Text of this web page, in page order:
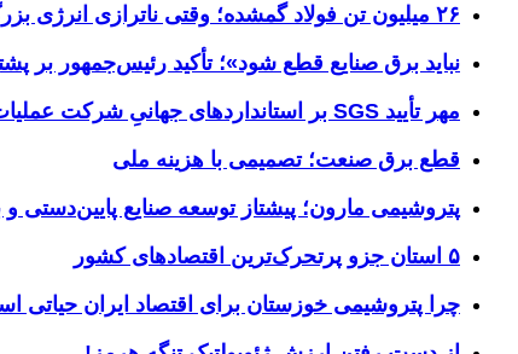
۲۶ میلیون تن فولاد گمشده؛ وقتی ناترازی انرژی بزرگ‌ترین مانع تولید می‌شود
نباید برق صنایع قطع شود»؛ تأکید رئیس‌جمهور بر
مهر تأیید SGS بر استانداردهای جهانیِ شرکت عملیات اکتشاف نفت
قطع برق صنعت؛ تصمیمی با هزینه ملی
پتروشیمی مارون؛ پیشتاز توسعه صنایع پایین‌دستی و
۵ استان جزو پرتحرک‌ترین اقتصاد‌های کشور
چرا پتروشیمی خوزستان برای اقتصاد ایران حیاتی